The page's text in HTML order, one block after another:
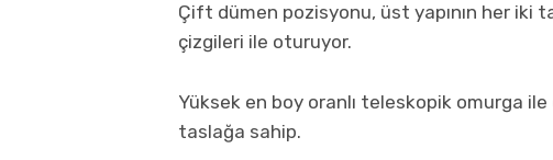
Çift dümen pozisyonu, üst yapının her iki
çizgileri ile oturuyor.
Yüksek en boy oranlı teleskopik omurga
taslağa sahip.